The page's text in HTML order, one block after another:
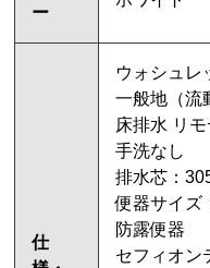
ー
仕
ウォシュレ
一般地（流
床排水 リ
手洗なし
排水芯：
便器サイズ
防露便器
セフィオン